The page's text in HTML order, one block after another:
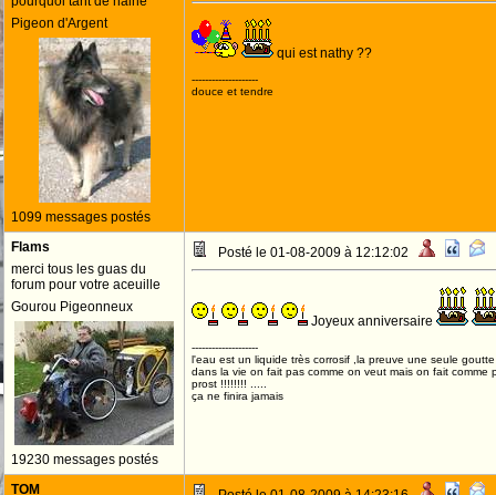
Pigeon d'Argent
1099 messages postés
qui est nathy ??
--------------------
douce et tendre
Flams
merci tous les guas du
forum pour votre aceuille
Gourou Pigeonneux
19230 messages postés
Posté le 01-08-2009 à 12:12:02
Joyeux anniversaire
--------------------
l'eau est un liquide très corrosif ,la preuve une seule
dans la vie on fait pas comme on veut mais on fait comme
prost !!!!!!!! .....
ça ne finira jamais
TOM